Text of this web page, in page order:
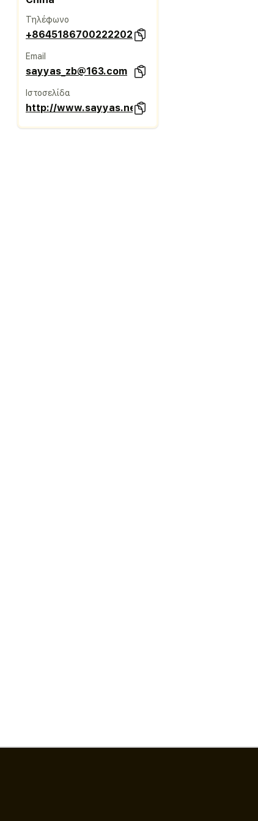
Τηλέφωνο
+86451867002222020
Email
sayyas_zb@163.com
Ιστοσελίδα
http://www.sayyas.net